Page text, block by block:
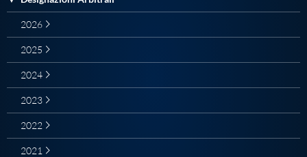
Fondo
Salvamento
Master
Formazione
2026
2025
2024
2023
2022
2021